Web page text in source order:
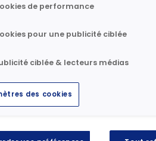
la signature de
le 27 janvier 2023. La
de l’autorité de la
combinées seront
profitabilité, de résultats
s’inscrivent
2025 annoncée en juin
de performance
pour une publicité ciblée
ciblée & lecteurs médias
des cookies